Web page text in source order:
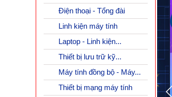
Điện thoại - Tổng đài
Linh kiện máy tính
Laptop - Linh kiện...
Thiết bị lưu trữ kỹ...
Máy tính đồng bộ - Máy...
Thiết bị mạng máy tính